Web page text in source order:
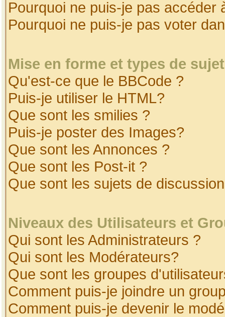
Pourquoi ne puis-je pas accéder
Pourquoi ne puis-je pas voter
Mise en forme et types de
Qu'est-ce que le BBCode ?
Puis-je utiliser le HTML?
Que sont les smilies ?
Puis-je poster des Images?
Que sont les Annonces ?
Que sont les Post-it ?
Que sont les sujets de
Niveaux des Utilisateurs et
Qui sont les Administrateurs ?
Qui sont les Modérateurs?
Que sont les groupes
Comment puis-je joindre un
Comment puis-je devenir le